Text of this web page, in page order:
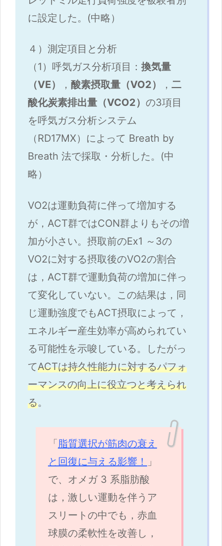
に設定した。(中略）
４）測定項目と分析
（1）呼気ガス分析項目： 換気量
（VE）
， 酸素摂取量（VO2） ， 二
酸化炭素排出量（VCO2） の3項目
を呼気ガス分析システム
（RD17MX）によって Breath by
Breath 法で採取・分析した。(中
略）
VO2は運動負荷に伴って増加する
が，ACT群ではCON群よりもその増
加が小さい。摂取前のEx1 ～3の
VO2に対する摂取後のVO2の割合
は，ACT群で運動負荷の増加に伴っ
て変化していない。この結果は，同
じ運動強度でもACT摂取によって，
エネルギー産生効率が高められてい
る可能性を示唆している。したがっ
てACTは持久性能力に対するパフォ
ーマンスの向上に役立つと考えられ
る。
「 脂質選択が筋肉の衰え
と回復に与える影響！
」
で、オメガ 3 系脂肪酸
は，激しい運動を伴うア
スリートの中でも，赤血
球膜の柔軟性を改善し，